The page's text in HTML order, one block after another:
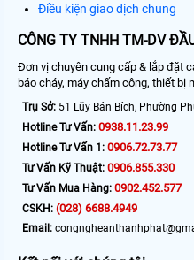
Điều kiện giao dịch chung
CÔNG TY TNHH TM-DV
Đơn vị chuyên cung cấp & lắp đặt
báo cháy, máy chấm công, thiết bị
Trụ Sở: 51 Lũy Bán Bích, Phường
Hotline Tư Vấn: 0938.11.23.99
Hotline Tư Vấn 1: 0906.72.73.77
Tư Vấn Kỹ Thuật: 0906.855.330
Tư Vấn Mua Hàng: 0902.452.577
CSKH: (028) 6688.4949
Email: